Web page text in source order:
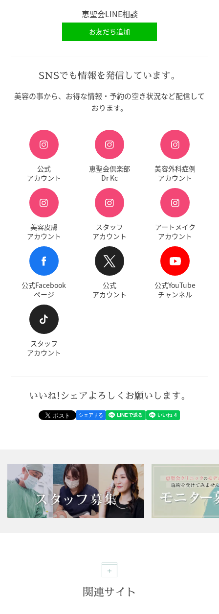
恵聖会LINE相談
お友だち追加
SNSでも情報を発信しています。
美容の事から、お得な情報・予約の空き状況など配信して
おります。
公式
アカウント
恵聖会倶楽部
Dr Kc
美容外科症例
アカウント
美容皮膚
アカウント
スタッフ
アカウント
アートメイク
アカウント
公式Facebook
ページ
公式
アカウント
公式YouTube
チャンネル
スタッフ
アカウント
いいね!シェアよろしくお願いします。
シェアする
関連サイト